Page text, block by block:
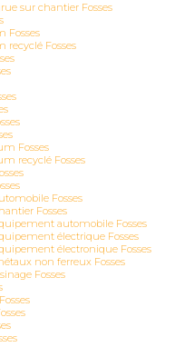
sur chantier Fosses
Fosses
Fosses
Fosses
recyclé Fosses
Fosses
Fosses
automobile Fosses
électrique Fosses
électronique Fosses
non ferreux Fosses
Fosses